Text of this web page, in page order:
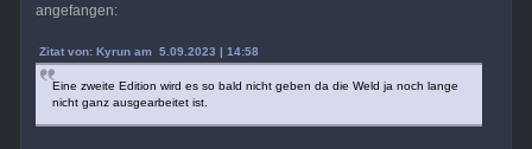
angefangen:
Zitat von: Kyrun am 5.09.2023 | 14:58
Eine zweite Edition wird es so bald nicht geben da die Weld ja noch lange
nicht ganz ausgearbeitet ist.